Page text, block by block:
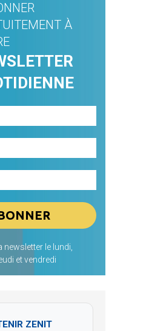
À
le lundi,
et vendredi
ZENIT